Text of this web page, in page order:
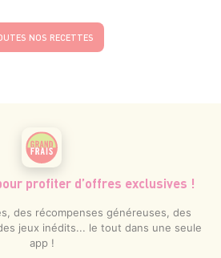
NOS RECETTES
profiter d’offres exclusives !
des récompenses généreuses, des
jeux inédits... le tout dans une seule
app !